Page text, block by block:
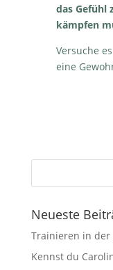
das Gefühl
kämpfen
Versuche
eine
Neueste
Trainieren in der
Kennst du